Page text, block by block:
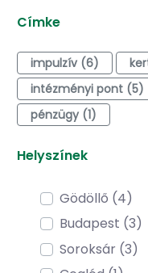
Címke
impulzív (6)
intézményi pont (5)
pénzügy (1)
Helyszínek
Gödöllő (4)
Budapest (3)
Soroksár (3)